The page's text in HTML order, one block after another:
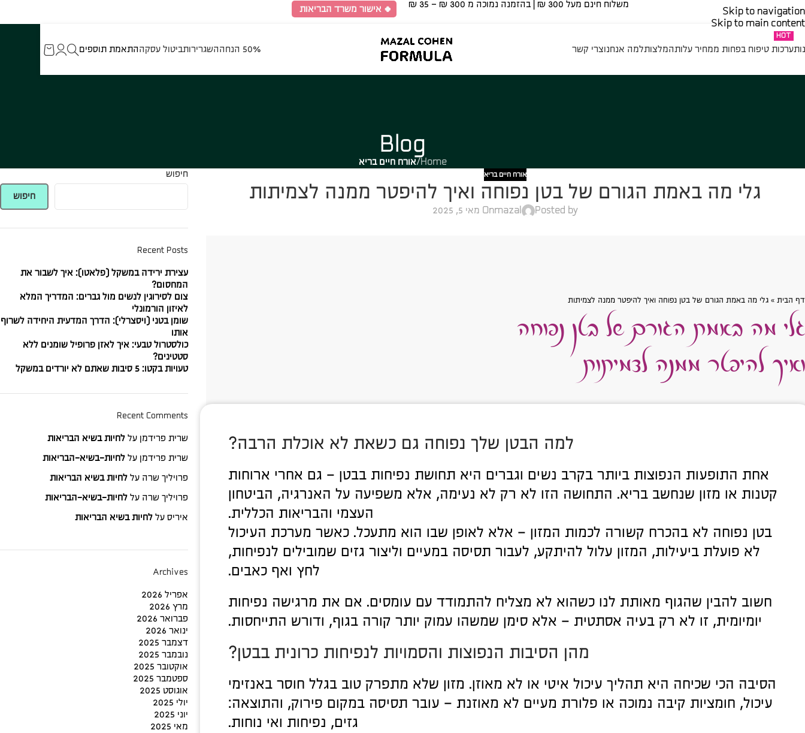
Skip to navigation
Skip to main content
משלוח חינם מעל 300 ₪ | בהזמנה נמוכה מ 300 ₪ – 35 ₪​ 🍀 אישור משרד הבריאות
ערכות טיפוח בפחות ממחיר עלות
HOT
המלצותלמה אנחנוצרי קשר 50% הנחה השגרירותביטול עסקההתאמת תוספים
Blog
Home
/אורח חיים בריא
אורח חיים בריא
גלי מה באמת הגורם של בטן נפוחה ואיך להיפטר ממנה לצמיתות
Posted by
mazalOn מאי 5, 2025
דף הבית » גלי מה באמת הגורם של בטן נפוחה ואיך להיפטר ממנה לצמיתות
גלי מה באמת הגורם של בטן נפוחה
ואיך להיפטר ממנה לצמיתות
למה הבטן שלך נפוחה גם כשאת לא אוכלת הרבה?
אחת התופעות הנפוצות ביותר בקרב נשים וגברים היא תחושת נפיחות בבטן – גם אחרי ארוחות
קטנות או מזון שנחשב בריא. התחושה הזו לא רק לא נעימה, אלא משפיעה על האנרגיה, הביטחון
העצמי והבריאות הכללית.
בטן נפוחה לא בהכרח קשורה לכמות המזון – אלא לאופן שבו הוא מתעכל. כאשר מערכת העיכול
לא פועלת ביעילות, המזון עלול להיתקע, לעבור תסיסה במעיים וליצור גזים שמובילים לנפיחות,
לחץ ואף כאבים.
חשוב להבין שהגוף מאותת לנו כשהוא לא מצליח להתמודד עם עומסים. אם את מרגישה נפיחות
יומיומית, זו לא רק בעיה אסתטית – אלא סימן שמשהו עמוק יותר קורה בגוף, ודורש התייחסות.
מהן הסיבות הנפוצות והסמויות לנפיחות כרונית בבטן?
הסיבה הכי שכיחה היא תהליך עיכול איטי או לא מאוזן. מזון שלא מתפרק טוב בגלל חוסר באנזימי
עיכול, חומציות קיבה נמוכה או פלורת מעיים לא מאוזנת – עובר תסיסה במקום פירוק, והתוצאה:
גזים, נפיחות ואי נוחות.
חיפוש
חיפוש
Recent Posts
עצירת ירידה במשקל (פלאטו): איך לשבור את
המחסום?
צום לסירוגין לנשים מול גברים: המדריך המלא
לאיזון הורמונלי
שומן בטני (ויסצרלי): הדרך המדעית היחידה לשרוף
אותו
כולסטרול טבעי: איך לאזן פרופיל שומנים ללא
סטטינים?
טעויות בקטו: 5 סיבות שאתם לא יורדים במשקל
Recent Comments
שרית פרידמן עללחיות בשיא הבריאות
שרית פרידמן עללחיות-בשיא-הבריאות
פרויליך שרה עללחיות בשיא הבריאות
פרויליך שרה עללחיות-בשיא-הבריאות
איריס עללחיות בשיא הבריאות
Archives
אפריל 2026
מרץ 2026
פברואר 2026
ינואר 2026
דצמבר 2025
נובמבר 2025
אוקטובר 2025
ספטמבר 2025
אוגוסט 2025
יולי 2025
יוני 2025
מאי 2025